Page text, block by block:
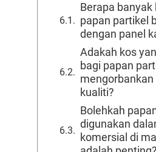
Berapa
papan partikel
dengan panel
Adakah kos
bagi papan
kualiti?
Bolehkah
digunakan
komersial di